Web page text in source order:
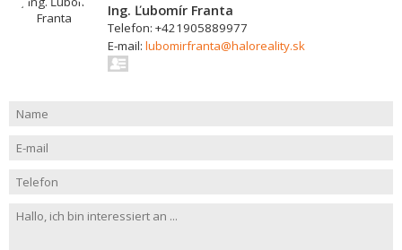
Ing. Ľubomír Franta
Telefon: +421905889977
E-mail: lubomirfranta@haloreality.sk